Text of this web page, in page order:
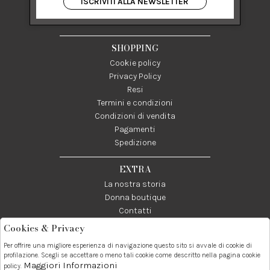
84122 Salerno Italia
P IVA 03024950655
SHOPPING
Cookie policy
Privacy Policy
Resi
Termini e condizioni
Condizioni di vendita
Pagamenti
Spedizione
EXTRA
La nostra storia
Donna boutique
Contatti
Telefono:
089237858
Whatsapp:
3338855601
Contatti:
info@donna1981.it
Cookies & Privacy
Per offrire una migliore esperienza di navigazione questo sito si avvale di cookie di
profilazione. Scegli se accettare o meno tali cookie come descritto nella pagina cookie
policy. Maggiori Informazioni